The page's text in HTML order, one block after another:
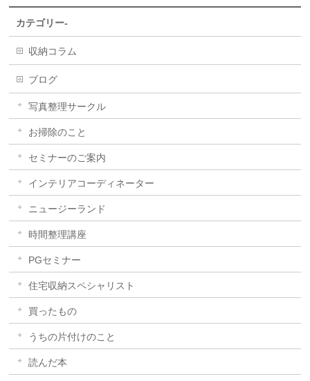
カテゴリー-
収納コラム
ブログ
写真整理サークル
お掃除のこと
セミナーのご案内
インテリアコーディネーター
ニュージーランド
時間整理講座
PGセミナー
住宅収納スペシャリスト
買ったもの
うちの片付けのこと
読んだ本